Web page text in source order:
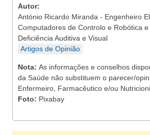
Autor:
António Ricardo Miranda - Engenheiro
Computadores de Controlo e Robótica e
Deficiência Auditiva e Visual
Artigos de Opinião
Nota: As informações e conselhos
da Saúde não substituem o parecer/
Enfermeiro, Farmacêutico e/ou
Foto: Pixabay